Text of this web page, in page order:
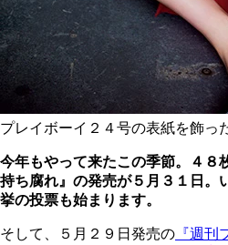
プレイボーイ２４号の表紙を飾っ
今年もやって来たこの季節。４８
持ち腐れ』の発売が５月３１日。
挙の投票も始まります。
そして、５月２９日発売の 『週